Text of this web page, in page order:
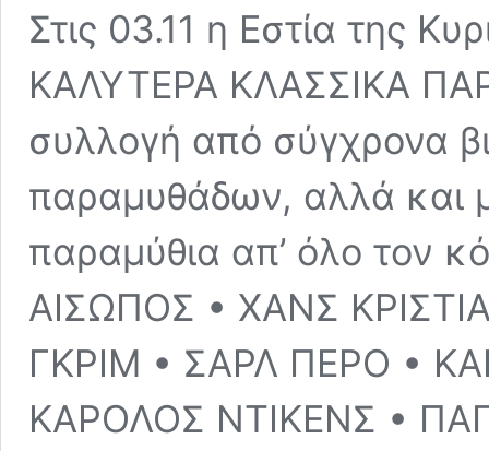
Στις 03.11 η Εστία της
ΚΑΛΥΤΕΡΑ ΚΛΑΣΣΙΚΑ
συλλογή από σύγχρονα
παραμυθάδων, αλλά και
παραμύθια απ’ όλο τον
ΑΙΣΩΠΟΣ • ΧΑΝΣ
ΓΚΡΙΜ • ΣΑΡΛ ΠΕΡΟ •
ΚΑΡΟΛΟΣ ΝΤΙΚΕΝΣ •